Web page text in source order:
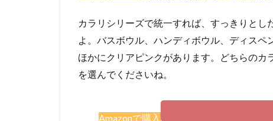
カラリシリーズで統一すれば、すっきりと
よ。バスボウル、ハンディボウル、ディス
ほかにクリアピンクがあります。どちらの
を選んでくださいね。
Amazonで購入